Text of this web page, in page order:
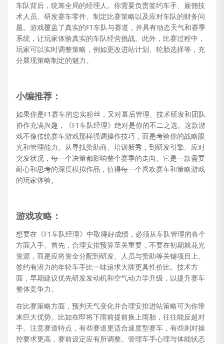
车队背后，统筹全局的经理人。你需要负责签约车手、雇佣技
术人员、研发赛车零件、制定比赛策略以及应对车队的财务问
题。游戏覆盖了真实的F1车队与赛道，并具有动态天气和赛季
系统，让玩家体验真实的车队经营挑战。此外，比赛过程中，
玩家可以实时调整策略，例如更改进站计划、轮胎选择等，充
分展现策略制定的魅力。
小编推荐：
如果你是F1赛车的忠实粉丝，又对幕后管理、技术研发和团队
协作充满兴趣，《F1车队经理》绝对是你的不二之选。这款游
戏不像传统赛车游戏那样强调操作技巧，而是考验你的战略眼
光和管理能力。从寻找赞助商、培训新秀，到研发引擎、应对
突发状况，每一个决策都影响整个赛季的走向。它是一款需要
耐心和思考的深度模拟作品，值得每一个喜欢赛车和策略游戏
的玩家体验。
游戏攻略：
想要在《F1车队经理》中取得好成绩，必须从车队管理的各个
方面入手。首先，合理安排预算至关重要，不要在初期就花光
资源，而是应将资金分配到研发、人员与赞助等关键项目上。
签约有潜力的年轻车手比一味追求大牌更具性价比。技术方
面，早期建议优先研发发动机和空气动力学升级，以提升赛车
整体竞争力。
在比赛策略方面，预判天气变化并合理安排进站策略可为你带
来巨大优势。比如在即将下雨前提前换上雨胎，往往能反超对
手。注意赛道特点，有些赛道更适合速度型赛车，有些则对操
控要求更高，赛前设定应有所调整。管理车手心理与体能状态